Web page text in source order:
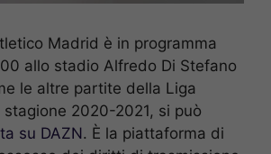
Madrid è in programma
allo stadio Alfredo Di Stefano
le altre partite della Liga
2020-2021, si può
su DAZN. È la piattaforma di